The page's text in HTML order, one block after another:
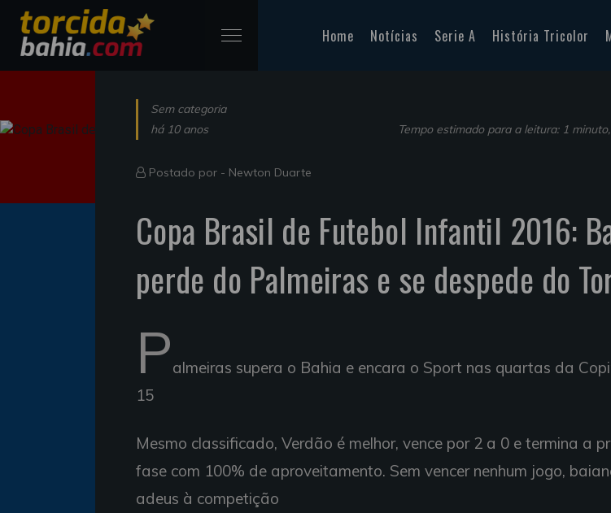
Home Notícias Serie A História Tricolor
Sem categoria
há 10 anos
Tempo estimado para a leitura: 1
Postado por - Newton Duarte
Copa Brasil de Futebol Infantil 2016:
perde do Palmeiras e se despede do
Palmeiras supera o Bahia e encara o Sport nas quartas da
15
Mesmo classificado, Verdão é melhor, vence por 2 a 0 e termina a
fase com 100% de aproveitamento. Sem vencer nenhum jogo,
adeus à competição